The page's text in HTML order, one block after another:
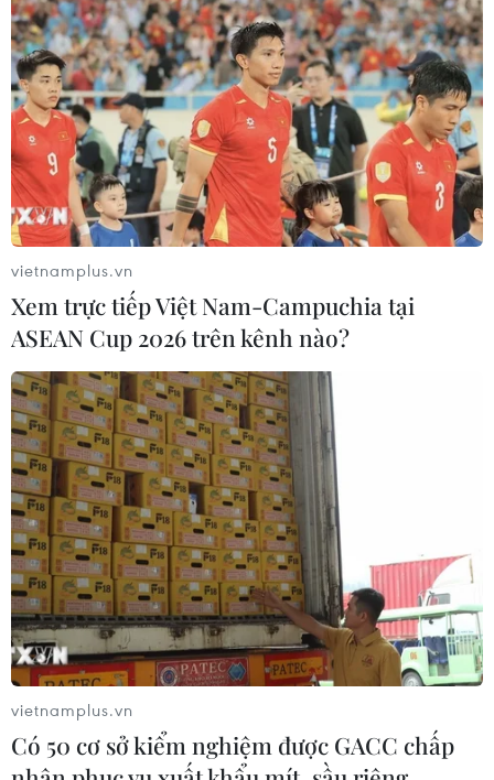
Động đất tại Điện Biên, người dân cảm
nhận rõ rung lắc
21/05/2019 14:16
Vào lúc 17giờ 49 phút 28 giây chiều 21/5 theo giờ Hà
Nội, trên địa bàn huyện Điện Biên Đông, tỉnh Điện Biên
đã xảy ra một trận động đất với cường độ 4,0 độ.
Viện Vật lý địa cầu ghi nhận dư chấn động
đất 2,7 độ ở Điện Biên
vietnamplus.vn
Xem trực tiếp Việt Nam-Campuchia tại
ASEAN Cup 2026 trên kênh nào?
vietnamplus.vn
Có 50 cơ sở kiểm nghiệm được GACC chấp